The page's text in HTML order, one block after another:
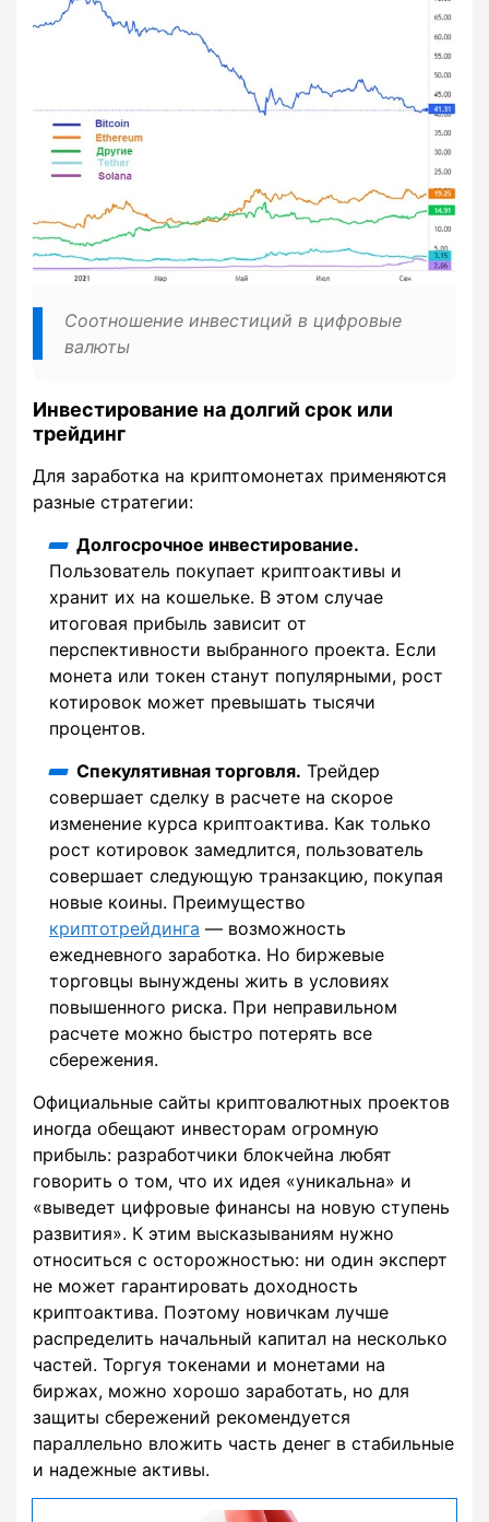
Соотношение инвестиций в цифровые
валюты
Инвестирование на долгий срок или
трейдинг
Для заработка на криптомонетах применяются
разные стратегии:
Долгосрочное инвестирование.
Пользователь покупает криптоактивы и
хранит их на кошельке. В этом случае
итоговая прибыль зависит от
перспективности выбранного проекта. Если
монета или токен станут популярными, рост
котировок может превышать тысячи
процентов.
Спекулятивная торговля. Трейдер
совершает сделку в расчете на скорое
изменение курса криптоактива. Как только
рост котировок замедлится, пользователь
совершает следующую транзакцию, покупая
новые коины. Преимущество
криптотрейдинга ― возможность
ежедневного заработка. Но биржевые
торговцы вынуждены жить в условиях
повышенного риска. При неправильном
расчете можно быстро потерять все
сбережения.
Официальные сайты криптовалютных проектов
иногда обещают инвесторам огромную
прибыль: разработчики блокчейна любят
говорить о том, что их идея «уникальна» и
«выведет цифровые финансы на новую ступень
развития». К этим высказываниям нужно
относиться с осторожностью: ни один эксперт
не может гарантировать доходность
криптоактива. Поэтому новичкам лучше
распределить начальный капитал на несколько
частей. Торгуя токенами и монетами на
биржах, можно хорошо заработать, но для
защиты сбережений рекомендуется
параллельно вложить часть денег в стабильные
и надежные активы.